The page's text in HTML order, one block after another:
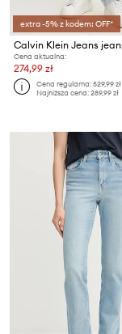
extra -5% z kodem: OFF*
Cena aktualna:
274,99 zł
Cena regularna:529,99 zł
Najniższa cena:289,99 zł